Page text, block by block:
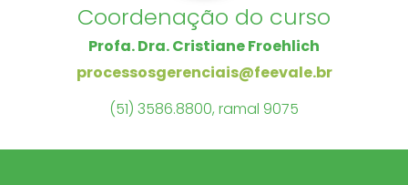
Coordenação do curso
Profa. Dra. Cristiane Froehlich
processosgerenciais@feevale.br
(51) 3586.8800, ramal 9075